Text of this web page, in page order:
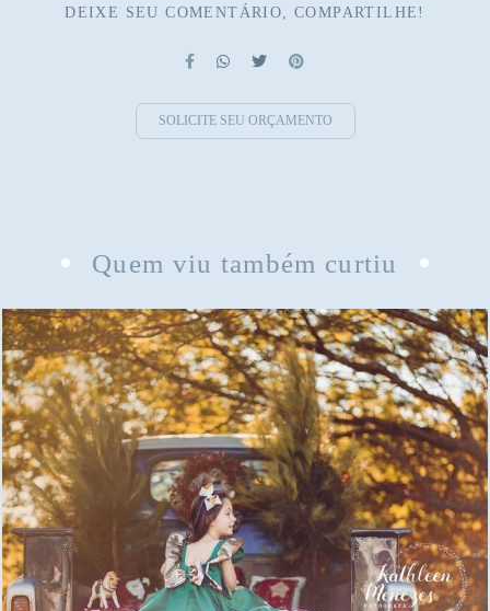
DEIXE SEU COMENTÁRIO, COMPARTILHE!
SOLICITE SEU ORÇAMENTO
Quem viu também curtiu